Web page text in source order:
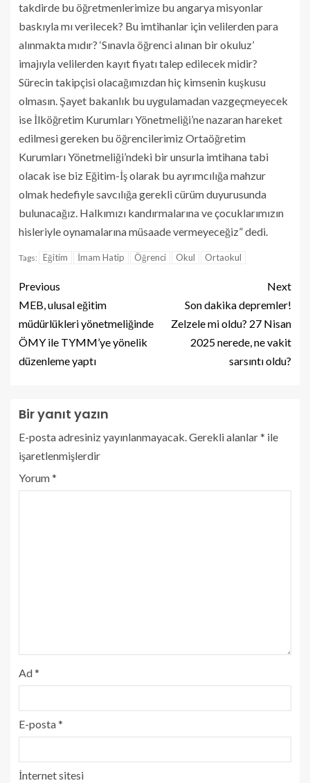
takdirde bu öğretmenlerimize bu angarya misyonlar
baskıyla mı verilecek? Bu imtihanlar için velilerden para
alınmakta mıdır? ‘Sınavla öğrenci alınan bir okuluz’
imajıyla velilerden kayıt fiyatı talep edilecek midir?
Sürecin takipçisi olacağımızdan hiç kimsenin kuşkusu
olmasın. Şayet bakanlık bu uygulamadan vazgeçmeyecek
ise İlköğretim Kurumları Yönetmeliği’ne nazaran hareket
edilmesi gereken bu öğrencilerimiz Ortaöğretim
Kurumları Yönetmeliği’ndeki bir unsurla imtihana tabi
olacak ise biz Eğitim-İş olarak bu ayrımcılığa mahzur
olmak hedefiyle savcılığa gerekli cürüm duyurusunda
bulunacağız. Halkımızı kandırmalarına ve çocuklarımızın
hisleriyle oynamalarına müsaade vermeyeceğiz” dedi.
Tags: Eğitim İmam Hatip Öğrenci Okul Ortaokul
Previous
MEB, ulusal eğitim
müdürlükleri yönetmeliğinde
ÖMY ile TYMM’ye yönelik
düzenleme yaptı
Next
Son dakika depremler!
Zelzele mi oldu? 27 Nisan
2025 nerede, ne vakit
sarsıntı oldu?
Bir yanıt yazın
E-posta adresiniz yayınlanmayacak. Gerekli alanlar* ile
işaretlenmişlerdir
Yorum*
Ad*
E-posta*
İnternet sitesi